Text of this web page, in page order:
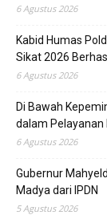
6 Agustus 2026
Kabid Humas
Sikat 2026
6 Agustus 2026
Di Bawah
dalam
6 Agustus 2026
Gubernur
Madya dari IPDN
5 Agustus 2026